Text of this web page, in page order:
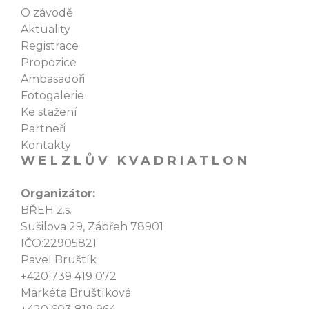
O závodě
Aktuality
Registrace
Propozice
Ambasadoři
Fotogalerie
Ke stažení
Partneři
Kontakty
WELZLŮV KVADRIATLON
Organizátor:
BŘEH z.s.
Sušilova 29, Zábřeh 78901
IČO:22905821
Pavel Bruštík
+420 739 419 072
Markéta Bruštíková